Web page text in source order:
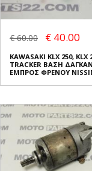
€ 60.00 € 40.00
KAWASAKI KLX 250, KLX
TRACKER ΒΑΣΗ
ΕΜΠΡΟΣ ΦΡΕΝΟΥ